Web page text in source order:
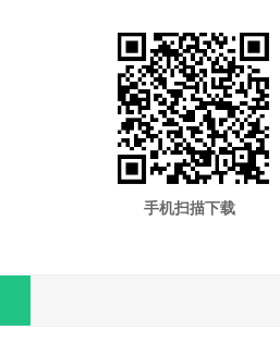
手机扫描下载